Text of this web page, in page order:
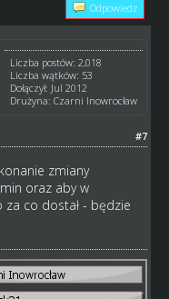
Odpowiedz
Liczba postów: 2,018
Liczba wątków: 53
Dołączył: Jul 2012
Drużyna: Czarni Inowrocław
#7
zmiany
oraz aby w
za co dostał - będzie